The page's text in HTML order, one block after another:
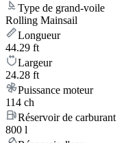
Type de grand-voile
Rolling Mainsail
Longueur
44.29 ft
Largeur
24.28 ft
Puissance moteur
114 ch
Réservoir de carburant
800 l